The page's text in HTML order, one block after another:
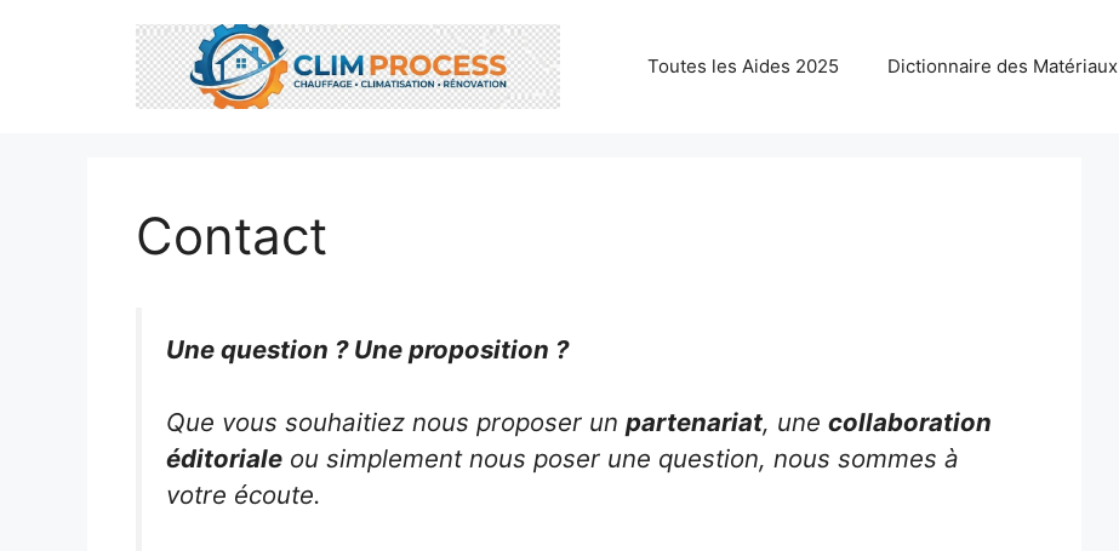
Toutes les Aides 2025 Dictionnaire des Matériaux
Contact
Une question ? Une proposition ?
Que vous souhaitiez nous proposer un partenariat, une collaboration
éditoriale ou simplement nous poser une question, nous sommes à
votre écoute.